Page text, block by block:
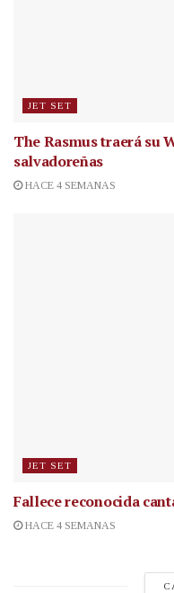
JET SET
The Rasmus traerá su
salvadoreñas
HACE 4 SEMANAS
JET SET
Fallece reconocida
HACE 4 SEMANAS